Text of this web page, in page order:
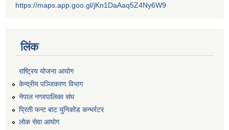
https://maps.app.goo.gl/jKn1DaAaq5Z4Ny6W9
लिंक
राष्ट्रिय योजना आयोग
केन्द्रीय पञ्जिकरण विभाग
नेपाल नगरपालिका संघ
प्रिती फन्ट बाट युनिकोड कन्भर्रटर
लोक सेवा आयोग